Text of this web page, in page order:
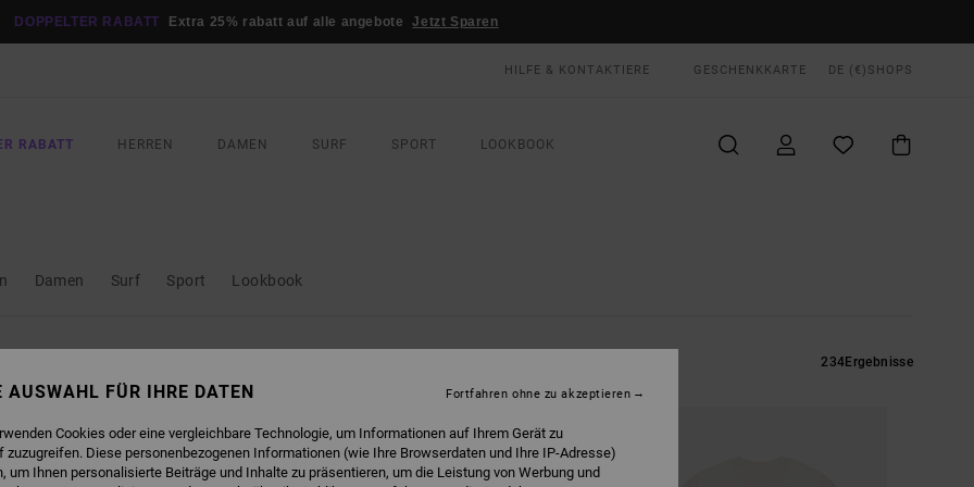
DOPPELTER RABATT Extra 25% rabatt auf alle angebote Jetzt Sparen
HILFE & KONTAKTIERE GESCHENKKARTE DE (€) SHOPS
RABATT HERREN DAMEN SURF SPORT LOOKBOOK
Damen Surf Sport Lookbook
234Ergebnisse
AUSWAHL FÜR IHRE DATEN
Cookies oder eine vergleichbare Technologie, um Informationen auf Ihrem Gerät zu
Diese personenbezogenen Informationen (wie Ihre Browserdaten und Ihre IP-Adresse)
um Ihnen personalisierte Beiträge und Inhalte zu präsentieren, um die Leistung von Werbung und
Fortfahren ohne zu akzeptieren